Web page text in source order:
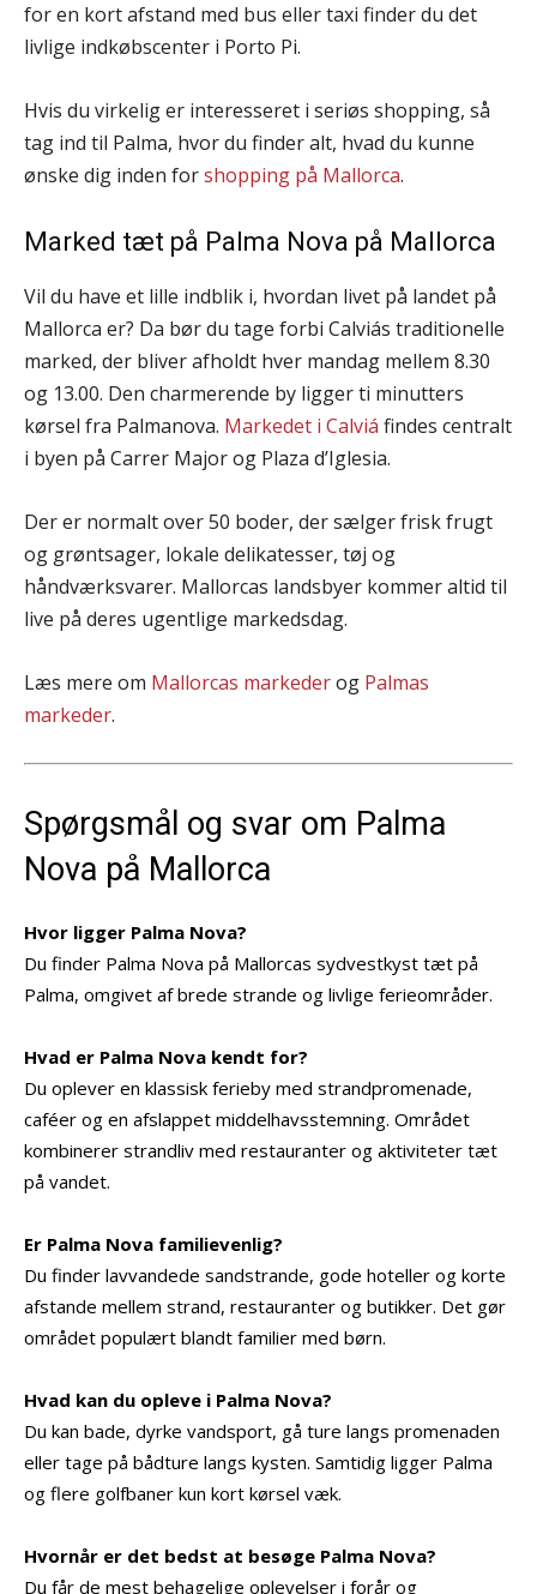
for en kort afstand med bus eller taxi finder du det
livlige indkøbscenter i Porto Pi.
Hvis du virkelig er interesseret i seriøs shopping, så
tag ind til Palma, hvor du finder alt, hvad du kunne
ønske dig inden forshopping på Mallorca.
Marked tæt på Palma Nova på Mallorca
Vil du have et lille indblik i, hvordan livet på landet på
Mallorca er? Da bør du tage forbi Calviás traditionelle
marked, der bliver afholdt hver mandag mellem 8.30
og 13.00. Den charmerende by ligger ti minutters
kørsel fra Palmanova. Markedet i Calviá findes centralt
i byen på Carrer Major og Plaza d’Iglesia.
Der er normalt over 50 boder, der sælger frisk frugt
og grøntsager, lokale delikatesser, tøj og
håndværksvarer. Mallorcas landsbyer kommer altid til
live på deres ugentlige markedsdag.
Læs mere om Mallorcas markederog Palmas
markeder.
Spørgsmål og svar om Palma
Nova på Mallorca
Hvor ligger Palma Nova?
Du finder Palma Nova på Mallorcas sydvestkyst tæt på
Palma, omgivet af brede strande og livlige ferieområder.
Hvad er Palma Nova kendt for?
Du oplever en klassisk ferieby med strandpromenade,
caféer og en afslappet middelhavsstemning. Området
kombinerer strandliv med restauranter og aktiviteter tæt
på vandet.
Er Palma Nova familievenlig?
Du finder lavvandede sandstrande, gode hoteller og korte
afstande mellem strand, restauranter og butikker. Det gør
området populært blandt familier med børn.
Hvad kan du opleve i Palma Nova?
Du kan bade, dyrke vandsport, gå ture langs promenaden
eller tage på bådture langs kysten. Samtidig ligger Palma
og flere golfbaner kun kort kørsel væk.
Hvornår er det bedst at besøge Palma Nova?
Du får de mest behagelige oplevelser i forår og